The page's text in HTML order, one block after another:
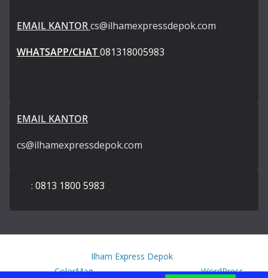
EMAIL KANTORcs@ilhamexpressdepok.com
WHATSAPP/CHAT081318005983
EMAIL KANTOR
cs@ilhamexpressdepok.com
: 0813 1800 5983
Ilham Express Depok
Theme:ColorMagby ThemeGrill. Powered byWordPress.